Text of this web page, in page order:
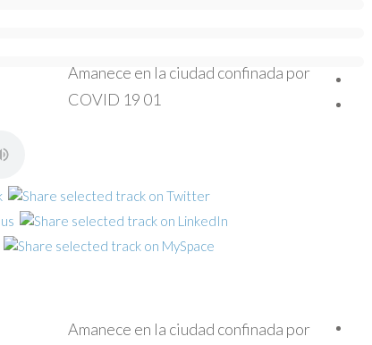
Amanece en la ciudad confinada por
COVID 19 01
Amanece en la ciudad confinada por